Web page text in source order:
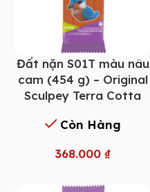
Đất nặn S01T màu nâu
cam (454 g) – Original
Sculpey Terra Cotta
Còn Hàng
368.000 ₫